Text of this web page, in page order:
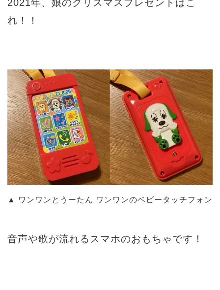
2021年、娘のクリスマスプレゼントはこ
れ！！
▲ ワンワンとうーたん ワンワンのベビータッチフォン
音声や歌が流れるスマホのおもちゃです！